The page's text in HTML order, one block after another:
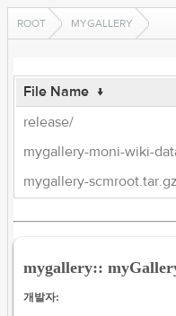
ROOT MYGALLERY
File Name ↓
release/
mygallery-moni-wiki-
mygallery-scmroot.tar.gz
mygallery::
개발자: